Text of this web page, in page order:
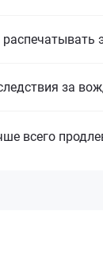
за
всего